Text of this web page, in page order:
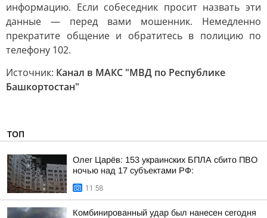
информацию. Если собеседник просит назвать эти
данные — перед вами мошенник. Немедленно
прекратите общение и обратитесь в полицию по
телефону 102.
Источник: Канал в МАКС "МВД по Республике
Башкортостан"
ТОП
Олег Царёв: 153 украинских БПЛА сбито ПВО
ночью над 17 субъектами РФ:
11:58
Комбинированный удар был нанесен сегодня